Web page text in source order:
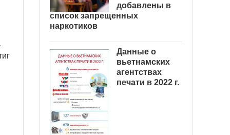
добавлены в
список запрещенных
наркотиков
Данные о
вьетнамских
агентствах
печати в 2022 г.